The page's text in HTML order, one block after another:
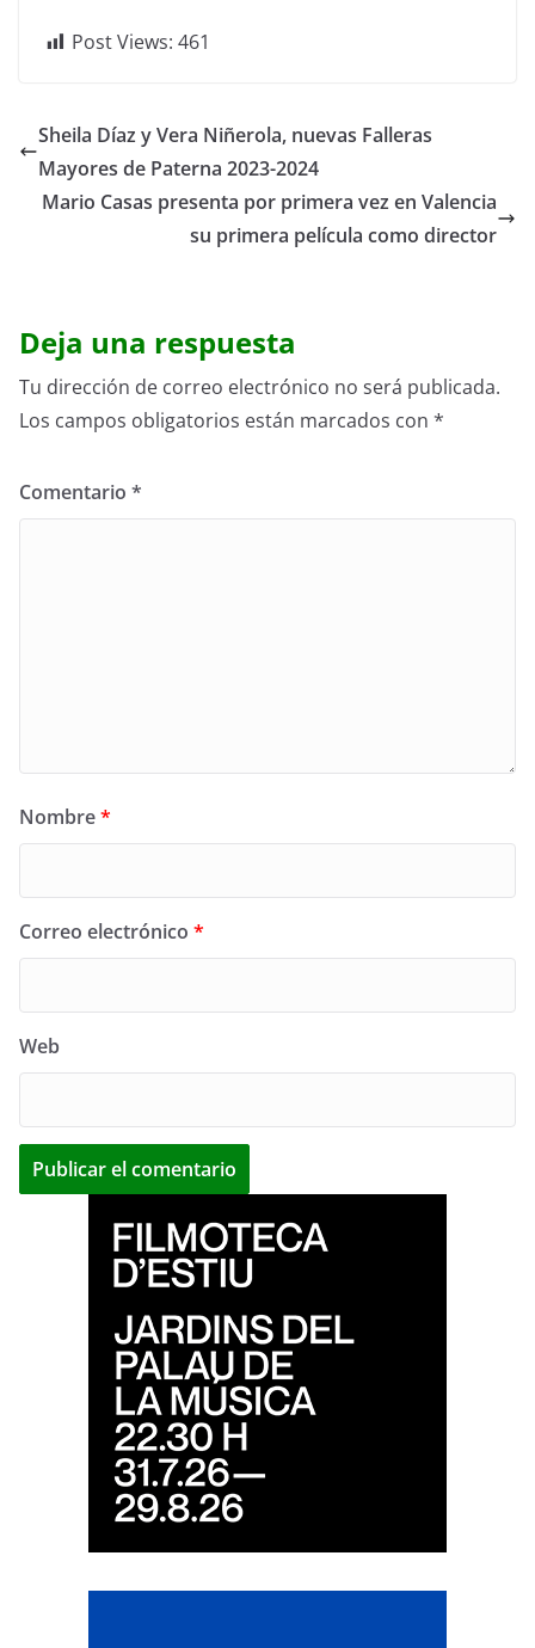
Post Views: 461
Sheila Díaz y Vera Niñerola, nuevas Falleras
Mayores de Paterna 2023-2024
Mario Casas presenta por primera vez en Valencia
su primera película como director
Deja una respuesta
Tu dirección de correo electrónico no será publicada.
Los campos obligatorios están marcados con *
Comentario *
Nombre*
Correo electrónico *
Web